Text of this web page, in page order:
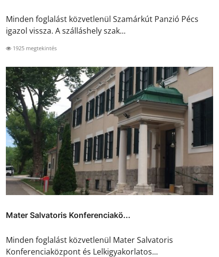
Minden foglalást közvetlenül Szamárkút Panzió Pécs
igazol vissza. A szálláshely szak...
1925 megtekintés
Mater Salvatoris Konferenciakö...
Minden foglalást közvetlenül Mater Salvatoris
Konferenciaközpont és Lelkigyakorlatos...